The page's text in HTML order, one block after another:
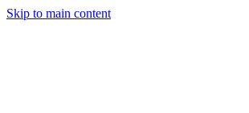
Skip to main content